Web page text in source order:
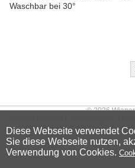
Diese Webseite verwendet
Sie diese Webseite nutzen,
Verwendung von Cookies.
Waschbar bei 30°
© 2026
WebManagement &W3C